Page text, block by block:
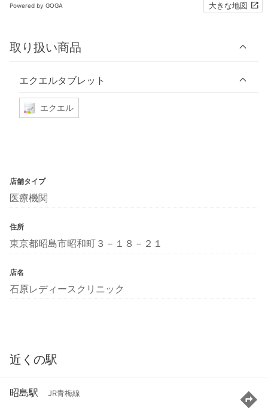
Powered by GOGA 大きな地図
取り扱い商品
エクエルタブレット
エクエル
店舗タイプ
医療機関
住所
東京都昭島市昭和町３－１８－２１
店名
石原レディースクリニック
近くの駅
昭島駅 JR青梅線